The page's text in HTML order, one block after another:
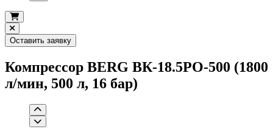
Оставить заявку
Компрессор BERG ВК-18.5РО-500 (1800
л/мин, 500 л, 16 бар)